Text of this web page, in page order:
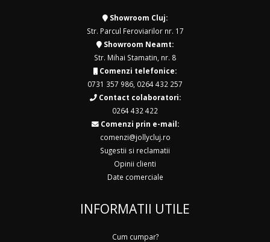
Showroom Cluj:
Str. Parcul Feroviarilor nr. 17
Showroom Neamt:
Str. Mihai Stamatin, nr. 8
Comenzi telefonice:
0731 357 986 0264 432 257
Contact colaboratori:
0264 432 422
Comenzi prin e-mail:
comenzi@jollycluj.ro
Sugestii si reclamatii
Opinii clienti
Date comerciale
INFORMATII UTILE
Cum cumpar?